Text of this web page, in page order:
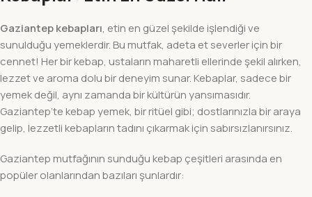
Gaziantep kebapları, etin en güzel şekilde işlendiği ve
sunulduğu yemeklerdir. Bu mutfak, adeta et severler için bir
cennet! Her bir kebap, ustaların maharetli ellerinde şekil alırken,
lezzet ve aroma dolu bir deneyim sunar. Kebaplar, sadece bir
yemek değil, aynı zamanda bir kültürün yansımasıdır.
Gaziantep’te kebap yemek, bir ritüel gibi; dostlarınızla bir araya
gelip, lezzetli kebapların tadını çıkarmak için sabırsızlanırsınız.
Gaziantep mutfağının sunduğu kebap çeşitleri arasında en
popüler olanlarından bazıları şunlardır: